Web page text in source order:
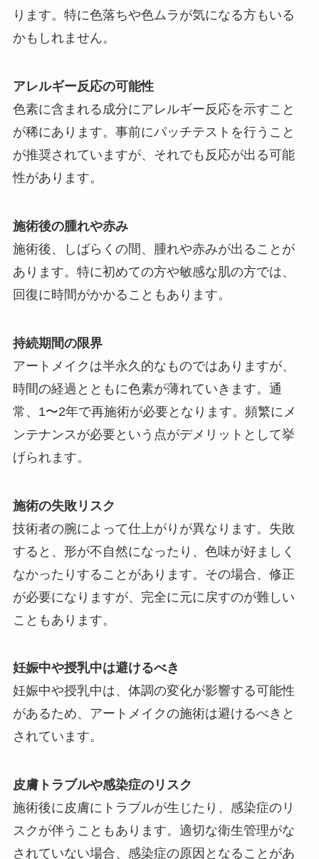
ります。特に色落ちや色ムラが気になる方もいる
かもしれません。
アレルギー反応の可能性
色素に含まれる成分にアレルギー反応を示すこと
が稀にあります。事前にパッチテストを行うこと
が推奨されていますが、それでも反応が出る可能
性があります。
施術後の腫れや赤み
施術後、しばらくの間、腫れや赤みが出ることが
あります。特に初めての方や敏感な肌の方では、
回復に時間がかかることもあります。
持続期間の限界
アートメイクは半永久的なものではありますが、
時間の経過とともに色素が薄れていきます。通
常、1〜2年で再施術が必要となります。頻繁にメ
ンテナンスが必要という点がデメリットとして挙
げられます。
施術の失敗リスク
技術者の腕によって仕上がりが異なります。失敗
すると、形が不自然になったり、色味が好ましく
なかったりすることがあります。その場合、修正
が必要になりますが、完全に元に戻すのが難しい
こともあります。
妊娠中や授乳中は避けるべき
妊娠中や授乳中は、体調の変化が影響する可能性
があるため、アートメイクの施術は避けるべきと
されています。
皮膚トラブルや感染症のリスク
施術後に皮膚にトラブルが生じたり、感染症のリ
スクが伴うこともあります。適切な衛生管理がな
されていない場合、感染症の原因となることがあ